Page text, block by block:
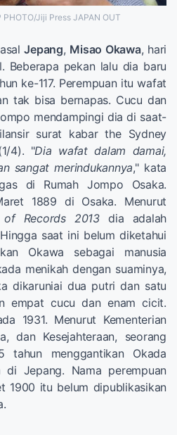
Jiji Press JAPAN OUT
Jepang, Misao Okawa, hari
Beberapa pekan lalu dia baru
ke-117. Perempuan itu wafat
tak bisa bernapas. Cucu dan
mendampingi dia di saat-
surat kabar the Sydney
4). "Dia wafat dalam damai,
sangat merindukannya," kata
di Rumah Jompo Osaka.
1889 di Osaka. Menurut
of Records 2013dia adalah
saat ini belum diketahui
Okawa sebagai manusia
menikah dengan suaminya,
dikaruniai dua putri dan satu
empat cucu dan enam cicit.
1931. Menurut Kementerian
dan Kesejahteraan, seorang
tahun menggantikan Okada
di Jepang. Nama perempuan
1900 itu belum dipublikasikan